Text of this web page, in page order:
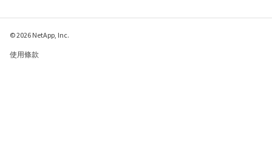
© 2026 NetApp, Inc.
使用條款